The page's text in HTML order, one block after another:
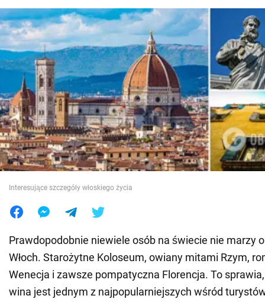
Polityka
Społeczeństwo
Wojna na Ukrainie
Świat
Jedzenie
Interesujące szczegóły włoskiego życia
Prawdopodobnie niewiele osób na świecie nie marzy
Włoch. Starożytne Koloseum, owiany mitami Rzym,
Wenecja i zawsze pompatyczna Florencja. To
wina jest jednym z najpopularniejszych wśród